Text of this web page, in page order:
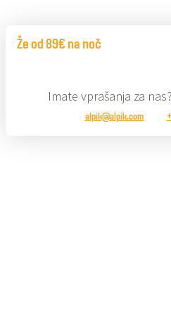
Že od 89€ na noč
Imate vprašanja za
alpik@alpik.com